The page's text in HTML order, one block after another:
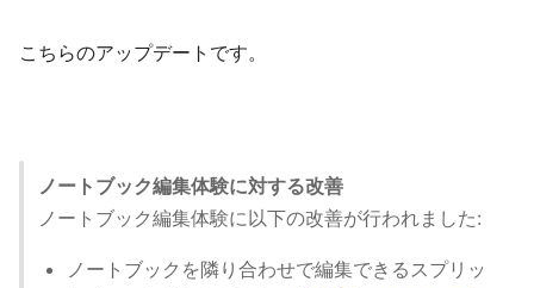
こちらのアップデートです。
ノートブック編集体験に対する改善
ノートブック編集体験に以下の改善が行われました:
ノートブックを隣り合わせで編集できるスプリッ